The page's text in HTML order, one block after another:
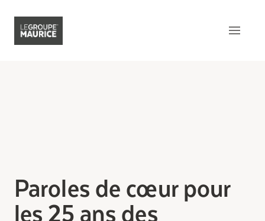
Notre esprit épicurien
Notre intégration dans la
Paroles de cœur pour
les 25 ans des